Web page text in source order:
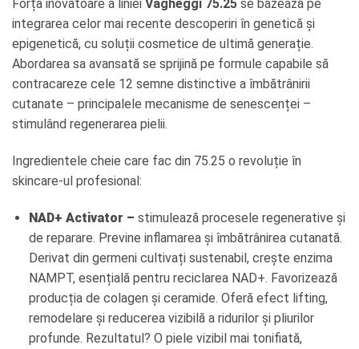
Forța inovatoare a liniei Vagheggi 75.25 se bazează pe
integrarea celor mai recente descoperiri în genetică și
epigenetică, cu soluții cosmetice de ultimă generație.
Abordarea sa avansată se sprijină pe formule capabile să
contracareze cele 12 semne distinctive a îmbătrânirii
cutanate – principalele mecanisme de senescenței –
stimulând regenerarea pielii.
Ingredientele cheie care fac din 75.25 o revoluție în
skincare-ul profesional:
NAD+ Activator – stimulează procesele regenerative și
de reparare. Previne inflamarea și îmbătrânirea cutanată.
Derivat din germeni cultivați sustenabil, crește enzima
NAMPT, esențială pentru reciclarea NAD+. Favorizează
producția de colagen și ceramide. Oferă efect lifting,
remodelare și reducerea vizibilă a ridurilor și pliurilor
profunde. Rezultatul? O piele vizibil mai tonifiată,